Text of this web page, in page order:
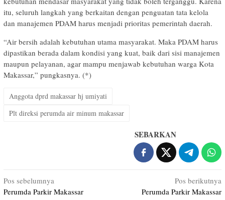
itu, seluruh langkah yang berkaitan dengan penguatan tata kelola
dan manajemen PDAM harus menjadi prioritas pemerintah daerah.
“Air bersih adalah kebutuhan utama masyarakat. Maka PDAM harus
dipastikan berada dalam kondisi yang kuat, baik dari sisi manajemen
maupun pelayanan, agar mampu menjawab kebutuhan warga Kota
Makassar,” pungkasnya. (*)
Anggota dprd makassar hj umiyati
Plt direksi perumda air minum makassar
SEBARKAN
Navigasi
pos
Pos sebelumnya
Perumda Parkir Makassar
Pos berikutnya
Perumda Parkir Makassar